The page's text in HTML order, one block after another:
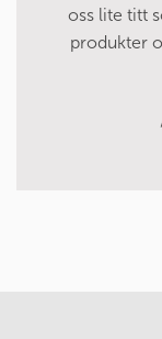
oss lite titt
produkter